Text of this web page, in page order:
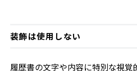
装飾は使用しない
履歴書の文字や内容に特別な視覚